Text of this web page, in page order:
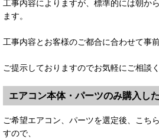
工事内容によりますが、標準的には朝か
ます。
工事内容とお客様のご都合に合わせて事
ご提示しておりますのでお気軽にご相談く
エアコン本体・パーツのみ購入し
ご希望エアコン、パーツを選定後、こち
すので、